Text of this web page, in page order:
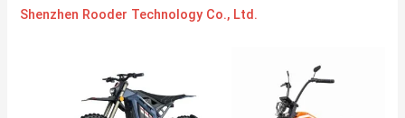
Shenzhen Rooder Technology Co., Ltd.